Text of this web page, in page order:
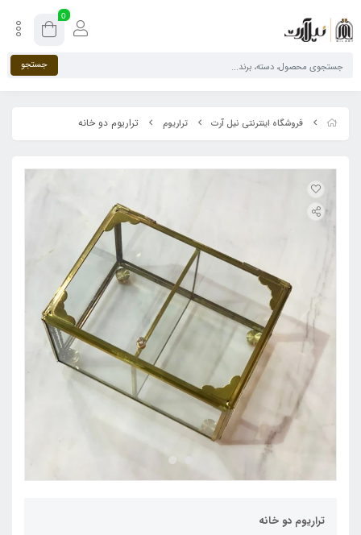
0
جستجو
فروشگاه اینترنتی نیل آرت تراریوم تراریوم دو خانه
تراریوم دو خانه